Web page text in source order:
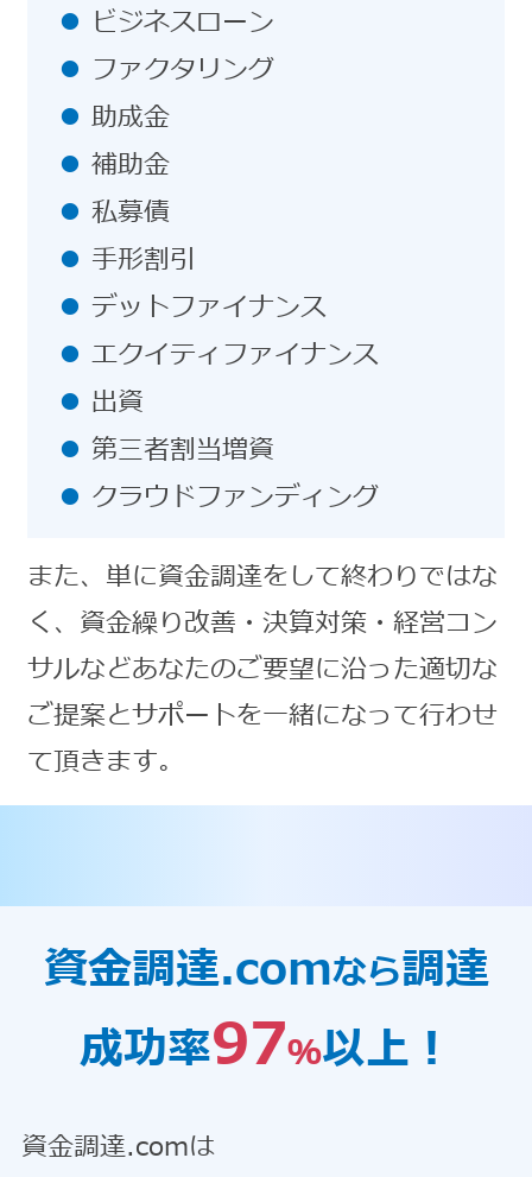
ビジネスローン
ファクタリング
助成金
補助金
私募債
手形割引
デットファイナンス
エクイティファイナンス
出資
第三者割当増資
クラウドファンディング
また、単に資金調達をして終わりではな
く、資金繰り改善・決算対策・経営コン
サルなどあなたのご要望に沿った適切な
ご提案とサポートを一緒になって行わせ
て頂きます。
資金調達.comなら調達
成功率97％以上！
資金調達.comは